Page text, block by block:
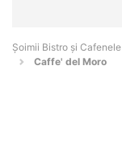
Șoimii Bistro și Cafenele
Caffe' del Moro